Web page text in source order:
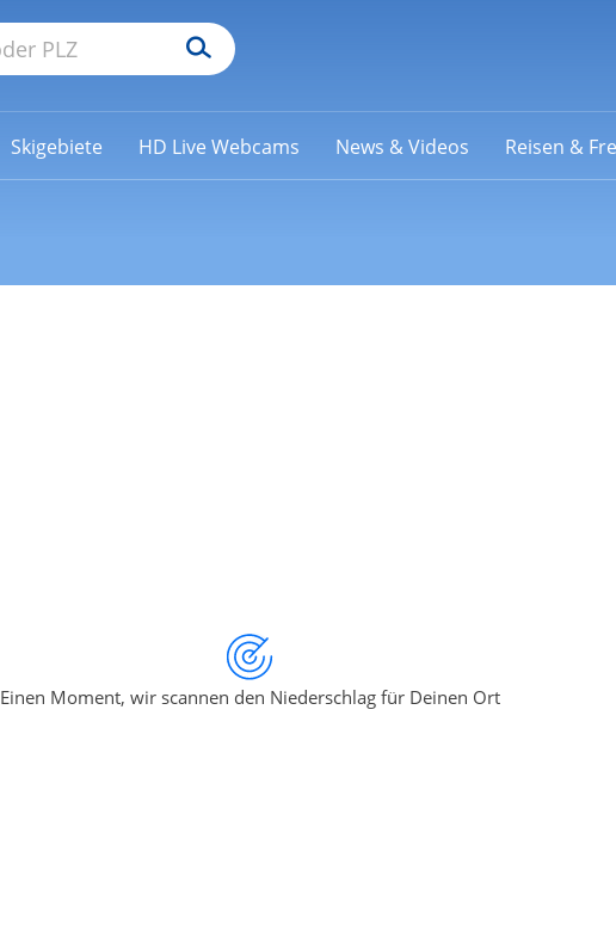
Skigebiete HD Live Webcams News & Videos Reisen &
Einen Moment, wir scannen den Niederschlag für Deinen Ort